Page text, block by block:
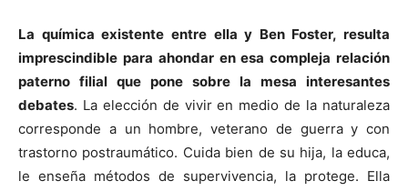
La química existente entre ella y Ben Foster, resulta
imprescindible para ahondar en esa compleja relación
paterno filial que pone sobre la mesa interesantes
debates. La elección de vivir en medio de la naturaleza
corresponde a un hombre, veterano de guerra y con
trastorno postraumático. Cuida bien de su hija, la educa,
le enseña métodos de supervivencia, la protege. Ella